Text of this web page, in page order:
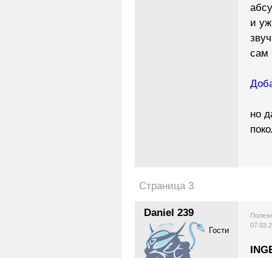
и
сам
но
Страница 3
Daniel 239
Гости